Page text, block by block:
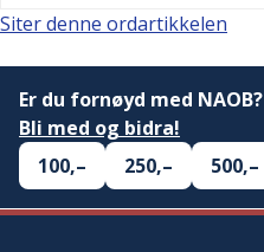
Siter denne ordartikkelen
Er du fornøyd med NAOB?
Bli med og bidra!
100,–
250,– 500,–